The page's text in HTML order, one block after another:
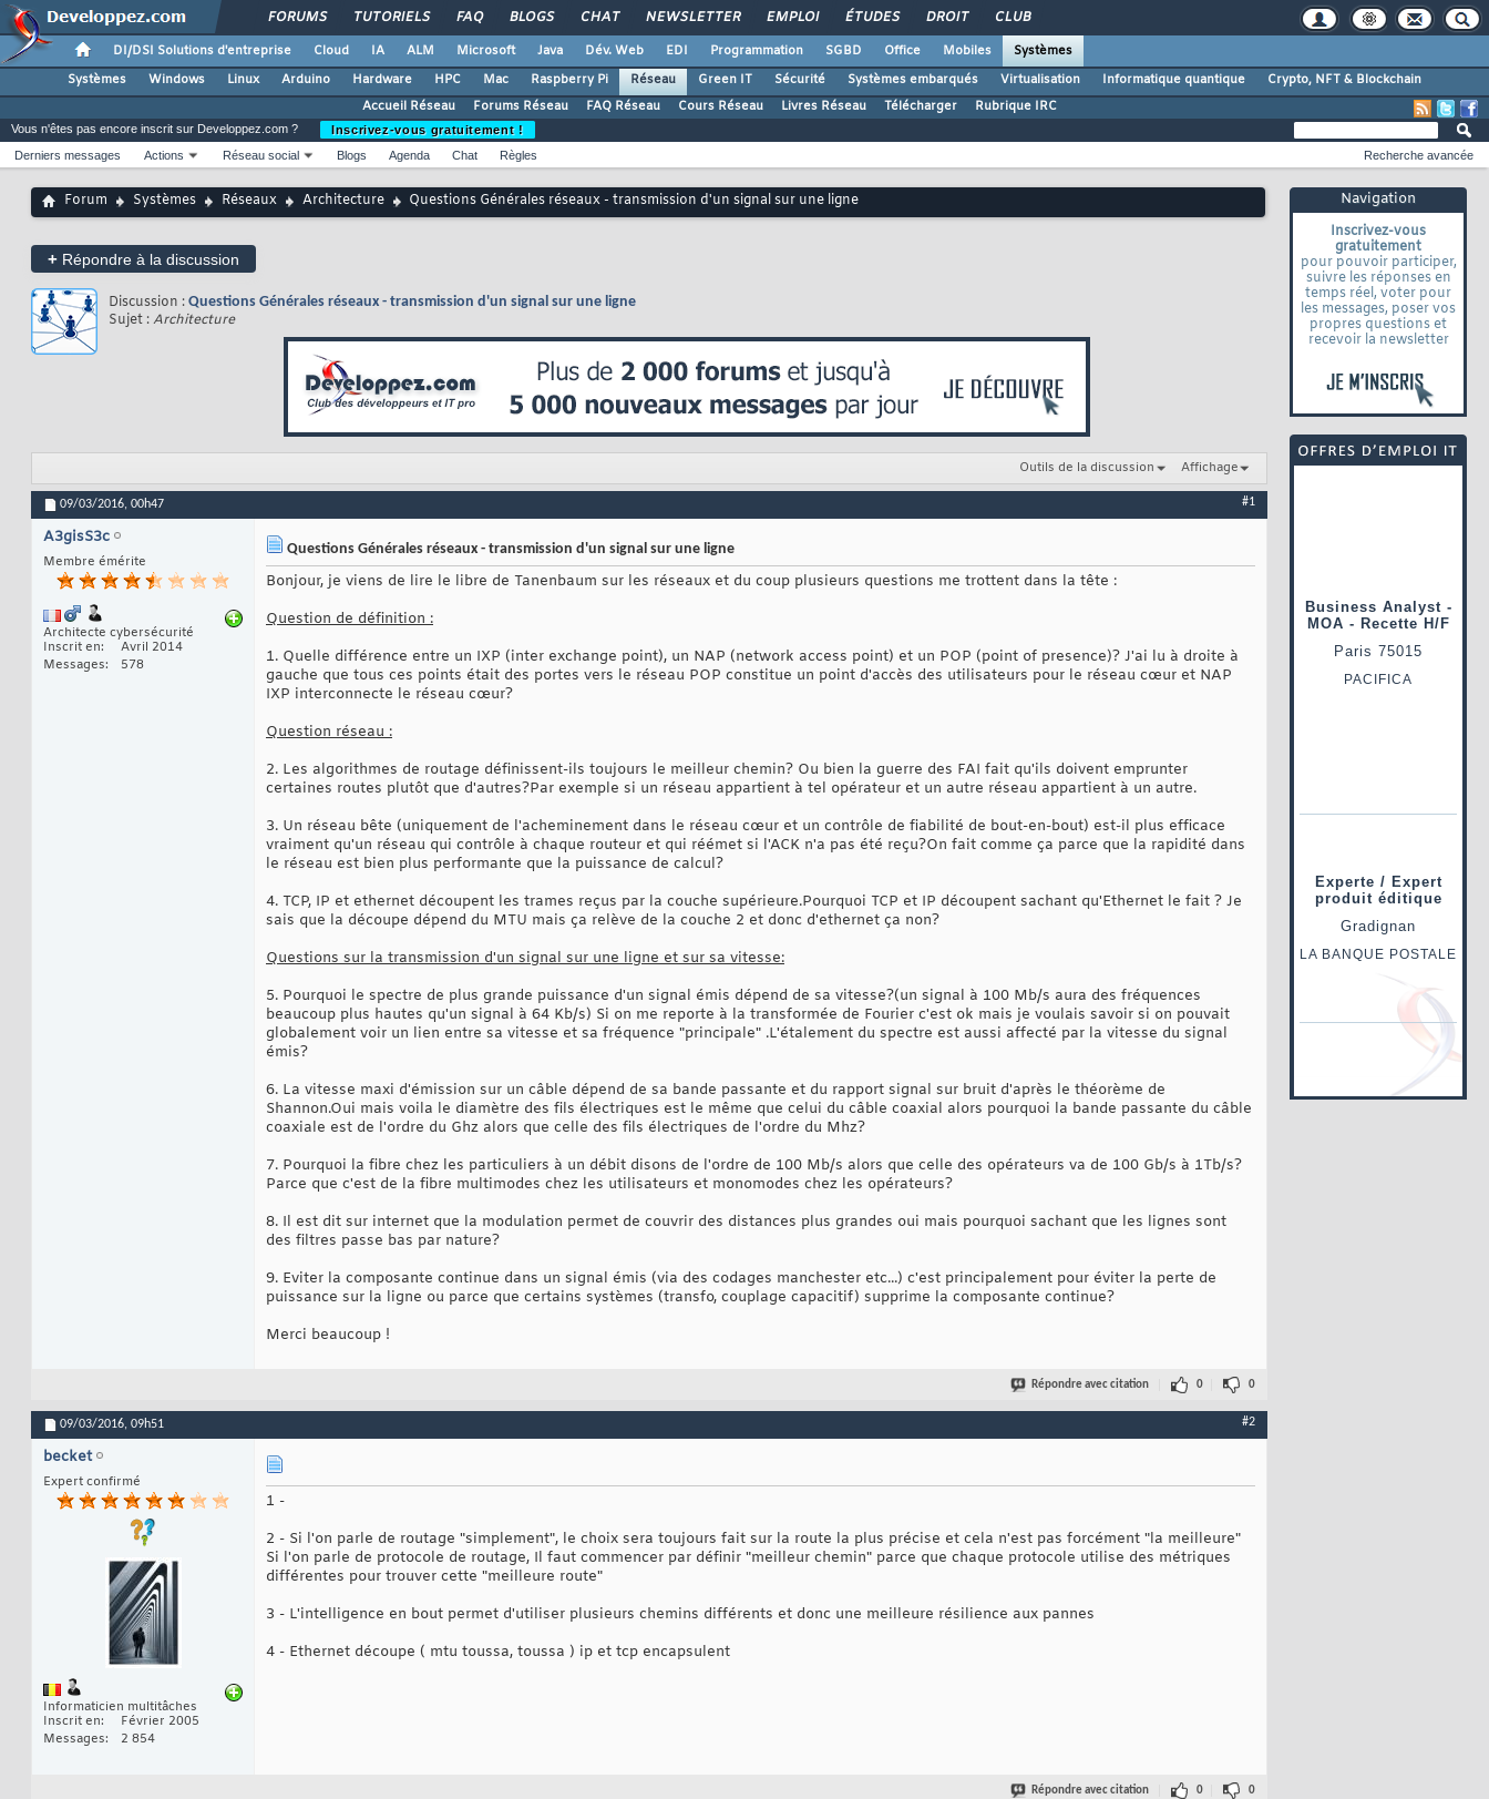
FORUMS TUTORIELS FAQ BLOGS CHAT NEWSLETTER EMPLOI ÉTUDES DROIT CLUB
DI/DSI Solutions d'entreprise Cloud IA ALM Microsoft Java Dév. Web EDI Programmation SGBD Office Mobiles
Systèmes
Systèmes
Windows Linux Arduino Hardware HPC Mac Raspberry Pi Réseau Green IT Sécurité Systèmes embarqués Virtualisation Informatique quantique
Crypto, NFT & Blockchain
Accueil Réseau
Forums Réseau FAQ Réseau Cours Réseau Livres Réseau Télécharger Rubrique IRC
Navigation
Inscrivez-vous
gratuitement
pour pouvoir participer,
suivre les réponses en
temps réel, voter pour
les messages, poser vos
propres questions et
recevoir la newsletter
Vous n'êtes pas encore inscrit sur Developpez.com ?
Inscrivez-vous gratuitement !
Derniers messages
Actions Réseau social Blogs Agenda Chat Règles Recherche avancée
Forum Systèmes Réseaux Architecture Questions Générales réseaux - transmission d'un signal sur une ligne
+ Répondre à la discussion
Discussion : Questions Générales réseaux - transmission d'un signal sur une ligne
Sujet :Architecture
Outils de la discussion Affichage
09/03/2016, 00h47 #1
A3gisS3c
Membre émérite
Architecte cybersécurité
Inscrit en
Avril 2014
Messages
578
Questions Générales réseaux - transmission d'un signal sur une ligne
Bonjour, je viens de lire le libre de Tanenbaum sur les réseaux et du coup plusieurs questions me trottent dans la tête :
Question de définition :
1. Quelle différence entre un IXP (inter exchange point), un NAP (network access point) et un POP (point of presence)? J'ai lu à droite à
gauche que tous ces points était des portes vers le réseau POP constitue un point d'accès des utilisateurs pour le réseau cœur et NAP
IXP interconnecte le réseau cœur?
Question réseau :
2. Les algorithmes de routage définissent-ils toujours le meilleur chemin? Ou bien la guerre des FAI fait qu'ils doivent emprunter
certaines routes plutôt que d'autres?Par exemple si un réseau appartient à tel opérateur et un autre réseau appartient à un autre.
3. Un réseau bête (uniquement de l'acheminement dans le réseau cœur et un contrôle de fiabilité de bout-en-bout) est-il plus efficace
vraiment qu'un réseau qui contrôle à chaque routeur et qui réémet si l'ACK n'a pas été reçu?On fait comme ça parce que la rapidité dans
le réseau est bien plus performante que la puissance de calcul?
4. TCP, IP et ethernet découpent les trames reçus par la couche supérieure.Pourquoi TCP et IP découpent sachant qu'Ethernet le fait ? Je
sais que la découpe dépend du MTU mais ça relève de la couche 2 et donc d'ethernet ça non?
Questions sur la transmission d'un signal sur une ligne et sur sa vitesse:
5. Pourquoi le spectre de plus grande puissance d'un signal émis dépend de sa vitesse?(un signal à 100 Mb/s aura des fréquences
beaucoup plus hautes qu'un signal à 64 Kb/s) Si on me reporte à la transformée de Fourier c'est ok mais je voulais savoir si on pouvait
globalement voir un lien entre sa vitesse et sa fréquence "principale" .L'étalement du spectre est aussi affecté par la vitesse du signal
émis?
6. La vitesse maxi d'émission sur un câble dépend de sa bande passante et du rapport signal sur bruit d'après le théorème de
Shannon.Oui mais voila le diamètre des fils électriques est le même que celui du câble coaxial alors pourquoi la bande passante du câble
coaxiale est de l'ordre du Ghz alors que celle des fils électriques de l'ordre du Mhz?
7. Pourquoi la fibre chez les particuliers à un débit disons de l'ordre de 100 Mb/s alors que celle des opérateurs va de 100 Gb/s à 1Tb/s?
Parce que c'est de la fibre multimodes chez les utilisateurs et monomodes chez les opérateurs?
8. Il est dit sur internet que la modulation permet de couvrir des distances plus grandes oui mais pourquoi sachant que les lignes sont
des filtres passe bas par nature?
9. Eviter la composante continue dans un signal émis (via des codages manchester etc...) c'est principalement pour éviter la perte de
puissance sur la ligne ou parce que certains systèmes (transfo, couplage capacitif) supprime la composante continue?
Merci beaucoup !
Répondre avec citation 0 0
09/03/2016, 09h51 #2
becket
Expert confirmé
Informaticien multitâches
Inscrit en
Février 2005
Messages
2 854
1 -
2 - Si l'on parle de routage "simplement", le choix sera toujours fait sur la route la plus précise et cela n'est pas forcément "la meilleure"
Si l'on parle de protocole de routage, Il faut commencer par définir "meilleur chemin" parce que chaque protocole utilise des métriques
différentes pour trouver cette "meilleure route"
3 - L'intelligence en bout permet d'utiliser plusieurs chemins différents et donc une meilleure résilience aux pannes
4 - Ethernet découpe ( mtu toussa, toussa ) ip et tcp encapsulent
Répondre avec citation 0 0